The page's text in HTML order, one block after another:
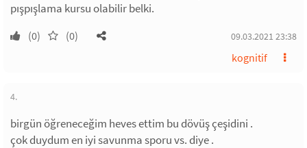
pışpışlama kursu olabilir belki.
(0) (0) 09.03.2021 23:38
kognitif
4.
birgün öğreneceğim heves ettim bu dövüş çeşidini .
çok duydum en iyi savunma sporu vs. diye .